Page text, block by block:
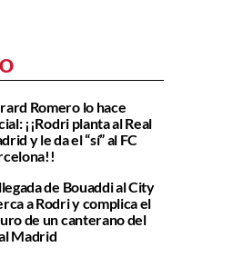
Romero lo hace
¡¡Rodri planta al Real
y le da el “sí” al FC
de Bouaddi al City
a Rodri y complica el
de un canterano del
Madrid